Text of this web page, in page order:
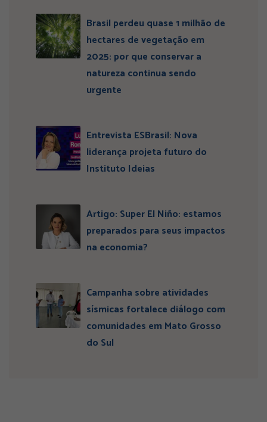
Brasil perdeu quase 1 milhão de
hectares de vegetação em
2025: por que conservar a
natureza continua sendo
urgente
Entrevista ESBrasil: Nova
liderança projeta futuro do
Instituto Ideias
Artigo: Super El Niño: estamos
preparados para seus impactos
na economia?
Campanha sobre atividades
sísmicas fortalece diálogo com
comunidades em Mato Grosso
do Sul